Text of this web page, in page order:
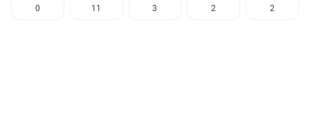
0 11 3 2 2